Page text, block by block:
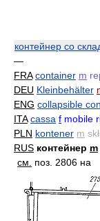
контейнер со
—
FRA container m
DEU Kleinbehälter
ENG collapsible
ITA cassa f mobile
PLN kontener m
RUS контейнер m
см.
поз. 2806 на